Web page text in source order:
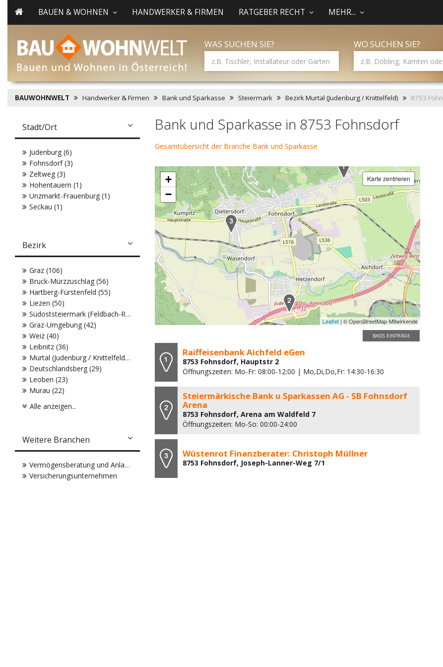
BAUEN & WOHNEN HANDWERKER & FIRMEN RATGEBER RECHT MEHR...
WAS SUCHEN SIE? WO SUCHEN SIE?
BAUWOHNWELT Handwerker & Firmen Bank und Sparkasse Steiermark Bezirk Murtal (Judenburg / Knittelfeld) 8753
Bank und Sparkasse in 8753 Fohnsdorf
Gesamtübersicht der Branche Bank und Sparkasse
+
−
Karte zentrieren
Leaflet | © OpenStreetMap-Mitwirkende
BASIS EINTRÄGE
Raiffeisenbank Aichfeld eGen
8753 Fohnsdorf, Hauptstr 2
Öffnungszeiten: Mo-Fr: 08:00-12:00 | Mo,Di,Do,Fr: 14:30-16:30
Steiermärkische Bank u Sparkassen AG - SB Fohnsdorf
Arena
8753 Fohnsdorf, Arena am Waldfeld 7
Öffnungszeiten: Mo-So: 00:00-24:00
Wüstenrot Finanzberater: Christoph Müllner
8753 Fohnsdorf, Joseph-Lanner-Weg 7/1
Stadt/Ort
Judenburg (6)
Fohnsdorf (3)
Zeltweg (3)
Hohentauern (1)
Unzmarkt-Frauenburg (1)
Seckau (1)
Bezirk
Graz (106)
Bruck-Mürzzuschlag (56)
Hartberg-Fürstenfeld (55)
Liezen (50)
Südoststeiermark (Feldbach-Radkersburg) (45)
Graz-Umgebung (42)
Weiz (40)
Leibnitz (36)
Murtal (Judenburg / Knittelfeld) (32)
Deutschlandsberg (29)
Leoben (23)
Murau (22)
Alle anzeigen...
Weitere Branchen
Vermögensberatung und Anlageberatung
Versicherungsunternehmen